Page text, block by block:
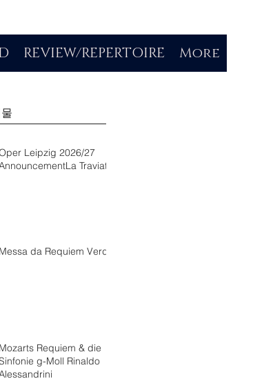
REVIEW/REPERTOIRE More
Leipzig 2026/27
Traviata
Messa da Requiem Verdi
Mozarts Requiem & die
g-Moll Rinaldo